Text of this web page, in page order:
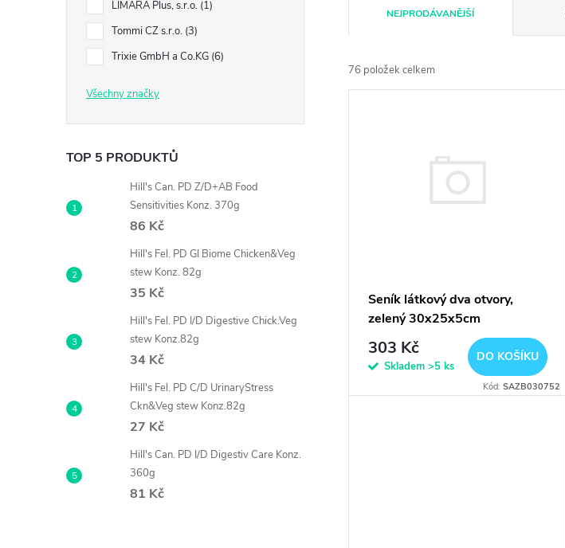
LIMARA Plus, s.r.o. 1
Tommi CZ s.r.o. 3
Trixie GmbH a Co.KG 6
Všechny značky
TOP 5 PRODUKTŮ
Hill's Can. PD Z/D+AB Food
Sensitivities Konz. 370g
86 Kč
Hill's Fel. PD GI Biome Chicken&Veg
stew Konz. 82g
35 Kč
Hill's Fel. PD I/D Digestive Chick.Veg
stew Konz.82g
34 Kč
Hill's Fel. PD C/D UrinaryStress
Ckn&Veg stew Konz.82g
27 Kč
Hill's Can. PD I/D Digestiv Care Konz.
360g
81 Kč
a
z
u
NEJPRODÁVANĚJŠÍ
76 položek celkem
o
Seník látkový dva otvory,
zelený 30x25x5cm
303 Kč
Skladem >5 ks
DO KOŠÍKU
Kód:SAZB030752